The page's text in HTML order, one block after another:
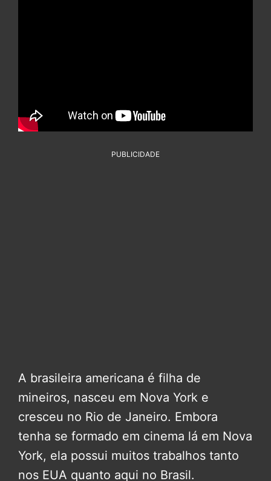
PUBLICIDADE
A brasileira americana é filha de
mineiros, nasceu em Nova York e
cresceu no Rio de Janeiro. Embora
tenha se formado em cinema lá em Nova
York, ela possui muitos trabalhos tanto
nos EUA quanto aqui no Brasil.